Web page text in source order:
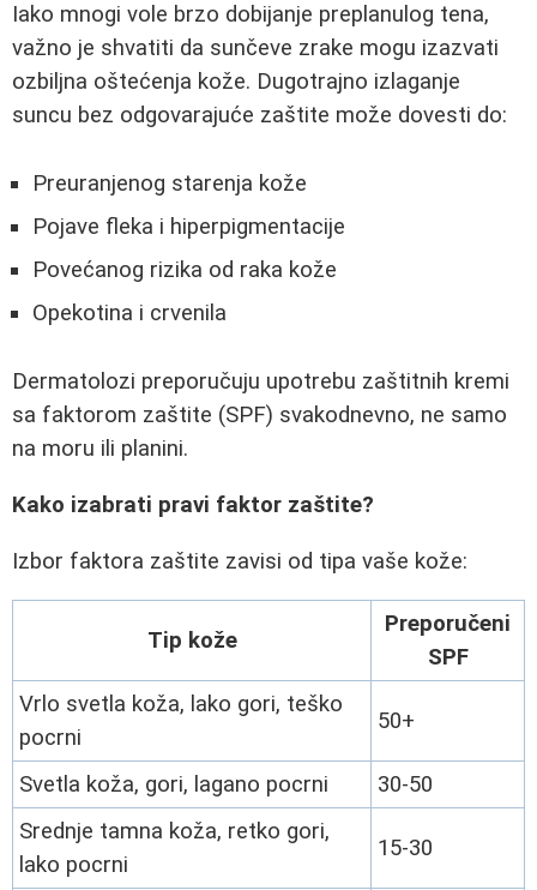
Iako mnogi vole brzo dobijanje preplanulog tena,
važno je shvatiti da sunčeve zrake mogu izazvati
ozbiljna oštećenja kože. Dugotrajno izlaganje
suncu bez odgovarajuće zaštite može dovesti do:
Preuranjenog starenja kože
Pojave fleka i hiperpigmentacije
Povećanog rizika od raka kože
Opekotina i crvenila
Dermatolozi preporučuju upotrebu zaštitnih kremi
sa faktorom zaštite (SPF) svakodnevno, ne samo
na moru ili planini.
Kako izabrati pravi faktor zaštite?
Izbor faktora zaštite zavisi od tipa vaše kože:
Tip kože
Preporučeni
SPF
Vrlo svetla koža, lako gori, teško
pocrni
50+
Svetla koža, gori, lagano pocrni
30-50
Srednje tamna koža, retko gori,
lako pocrni
15-30